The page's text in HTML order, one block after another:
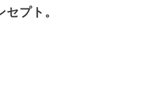
プト。